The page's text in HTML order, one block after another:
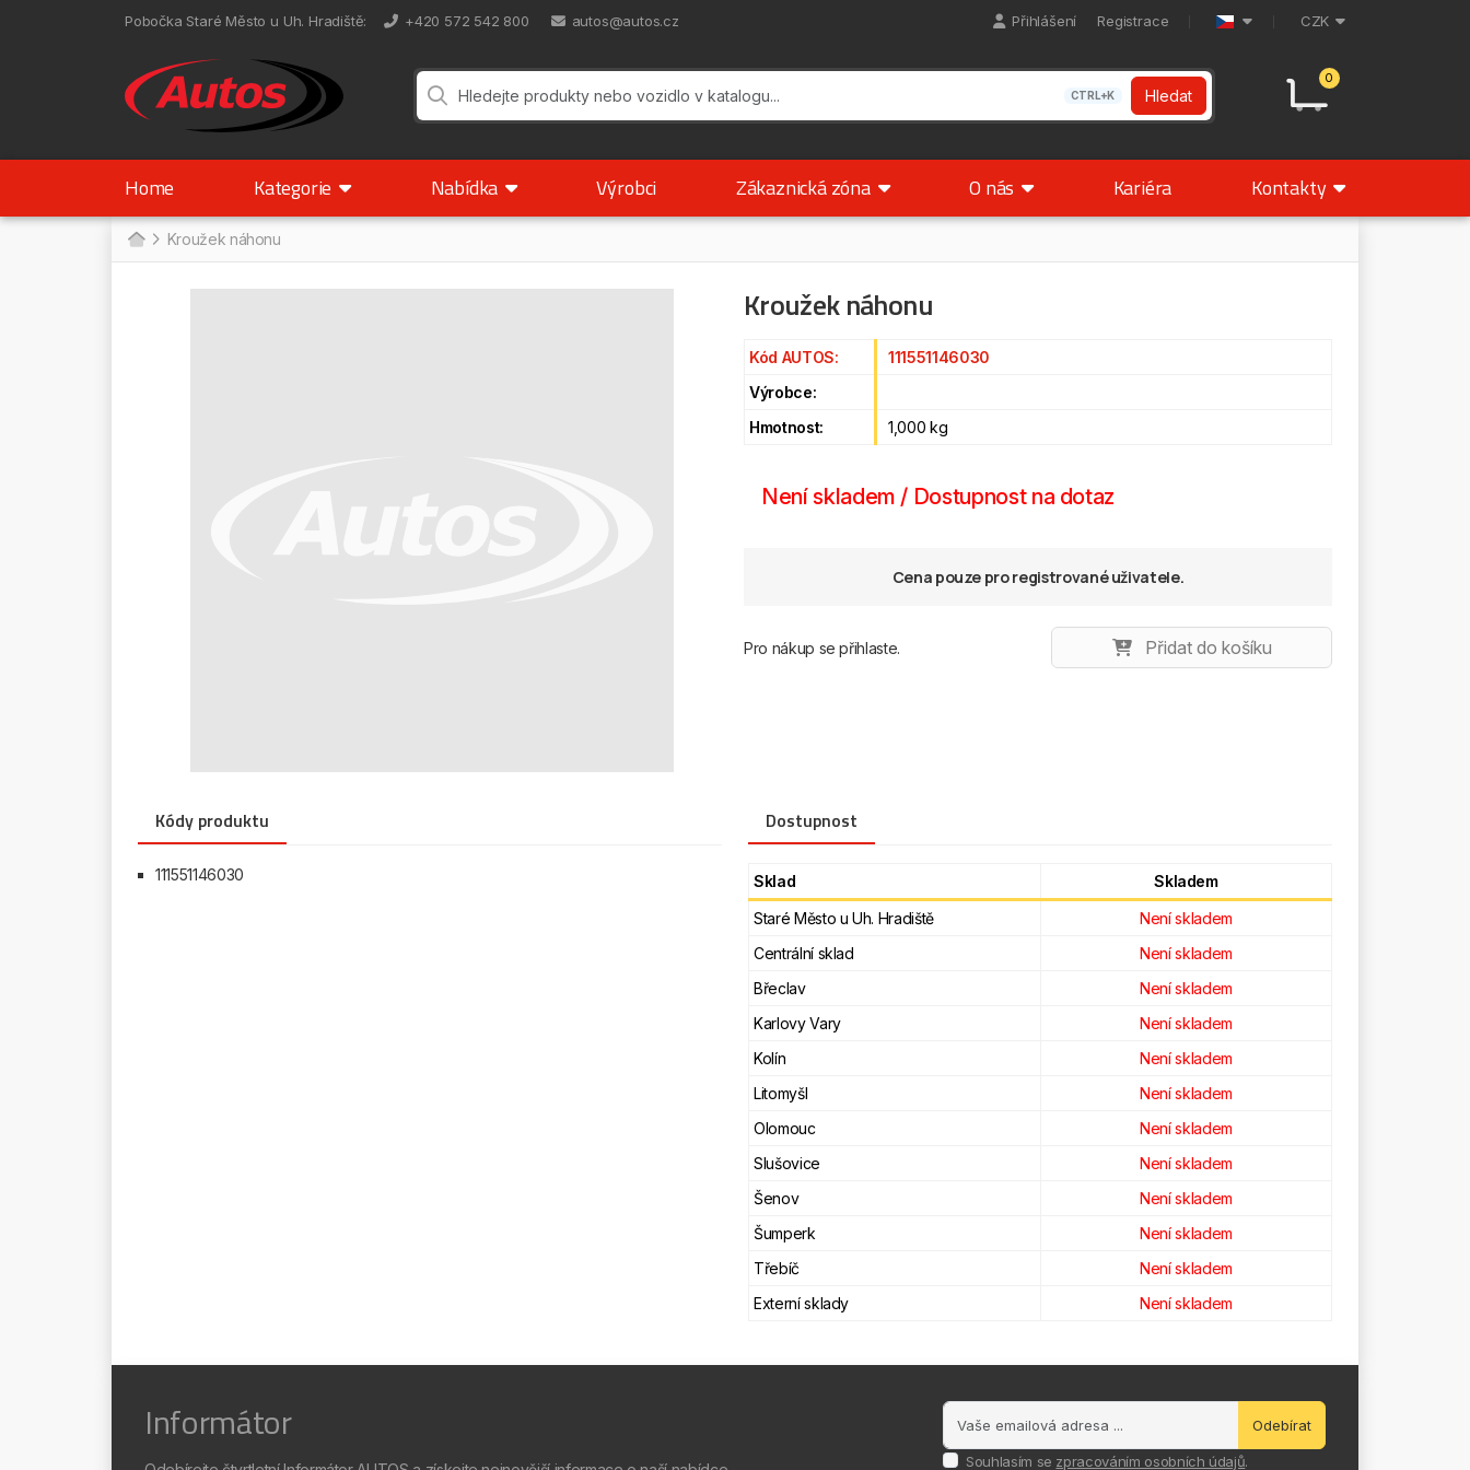
Pobočka Staré Město u Uh. Hradiště: +420 572 542 800 autos@autos.cz Přihlášení Registrace CZK
0
CTRL+K Hledat
Home Kategorie Nabídka Výrobci Zákaznická zóna O nás Kariéra Kontakty
Kroužek náhonu
Kroužek náhonu
Kód AUTOS:
111551146030
Výrobce:
Hmotnost:
1,000 kg
Není skladem / Dostupnost na dotaz
Cena pouze pro registrované uživatele.
Pro nákup se přihlaste. Přidat do košíku
Kódy produktu
111551146030
Dostupnost
Sklad
Skladem
Staré Město u Uh. Hradiště
Není skladem
Centrální sklad
Není skladem
Břeclav
Není skladem
Karlovy Vary
Není skladem
Kolín
Není skladem
Litomyšl
Není skladem
Olomouc
Není skladem
Slušovice
Není skladem
Šenov
Není skladem
Šumperk
Není skladem
Třebíč
Není skladem
Externí sklady
Není skladem
Informátor Odebírat
Souhlasím se zpracováním osobních údajů.